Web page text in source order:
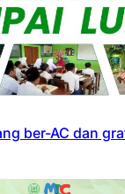
ber-AC dan